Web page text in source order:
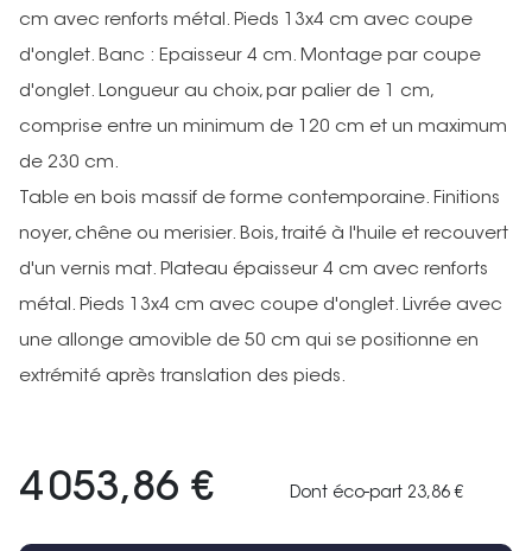
cm avec renforts métal. Pieds 13x4 cm avec coupe
d'onglet. Banc : Epaisseur 4 cm. Montage par coupe
d'onglet. Longueur au choix, par palier de 1 cm,
comprise entre un minimum de 120 cm et un maximum
de 230 cm.
Table en bois massif de forme contemporaine. Finitions
noyer, chêne ou merisier. Bois, traité à l'huile et recouvert
d'un vernis mat. Plateau épaisseur 4 cm avec renforts
métal. Pieds 13x4 cm avec coupe d'onglet. Livrée avec
une allonge amovible de 50 cm qui se positionne en
extrémité après translation des pieds.
4 053,86 € Dont éco-part 23,86 €